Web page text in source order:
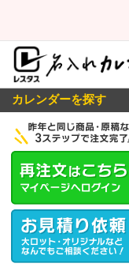
カレンダーを探す